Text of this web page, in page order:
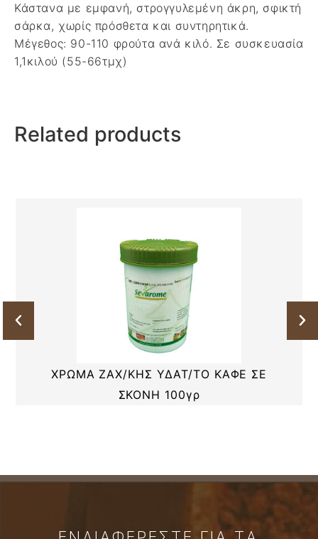
Κάστανα με εμφανή, στρογγυλεμένη άκρη, σφικτή
σάρκα, χωρίς πρόσθετα και συντηρητικά.
Μέγεθος: 90-110 φρούτα ανά κιλό. Σε συσκευασία
1,1κιλού (55-66τμχ)
Related products
ΧΡΩΜΑ ΖΑΧ/ΚΗΣ ΥΔΑΤ/ΤΟ ΚΑΦΕ ΣΕ
ΣΚΟΝΗ 100γρ